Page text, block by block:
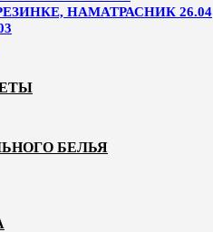
НАМАТРАСНИК 26.04
БЕЛЬЯ